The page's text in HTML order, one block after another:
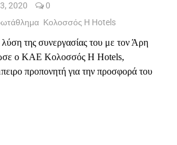
2020
0
Κολοσσός H Hotels
λύση της συνεργασίας του με τον Άρη
ο ΚΑΕ Κολοσσός H Hotels,
προπονητή για την προσφορά του